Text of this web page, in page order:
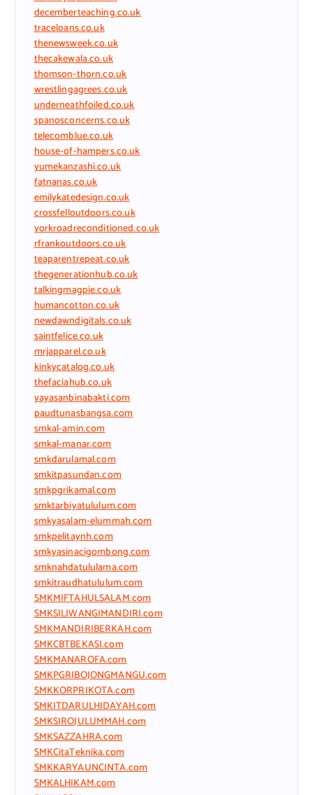
decemberteaching.co.uk
traceloans.co.uk
thenewsweek.co.uk
thecakewala.co.uk
thomson-thorn.co.uk
wrestlingagrees.co.uk
underneathfoiled.co.uk
spanosconcerns.co.uk
telecomblue.co.uk
house-of-hampers.co.uk
yumekanzashi.co.uk
fatnanas.co.uk
emilykatedesign.co.uk
crossfelloutdoors.co.uk
yorkroadreconditioned.co.uk
rfrankoutdoors.co.uk
teaparentrepeat.co.uk
thegenerationhub.co.uk
talkingmagpie.co.uk
humancotton.co.uk
newdawndigitals.co.uk
saintfelice.co.uk
mrjapparel.co.uk
kinkycatalog.co.uk
thefaciahub.co.uk
yayasanbinabakti.com
paudtunasbangsa.com
smkal-amin.com
smkal-manar.com
smkdarulamal.com
smkitpasundan.com
smkpgrikamal.com
smktarbiyatululum.com
smkyasalam-elummah.com
smkpelitaynh.com
smkyasinacigombong.com
smknahdatululama.com
smkitraudhatululum.com
SMKMIFTAHULSALAM.com
SMKSILIWANGIMANDIRI.com
SMKMANDIRIBERKAH.com
SMKCBTBEKASI.com
SMKMANAROFA.com
SMKPGRIBOJONGMANGU.com
SMKKORPRIKOTA.com
SMKITDARULHIDAYAH.com
SMKSIROJULUMMAH.com
SMKSAZZAHRA.com
SMKCitaTeknika.com
SMKKARYAUNCINTA.com
SMKALHIKAM.com